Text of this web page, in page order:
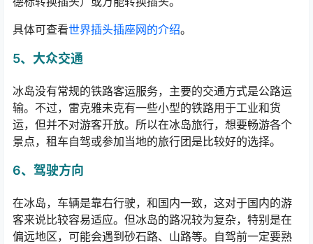
具体可查看世界插头插座网的介绍。
5、大众交通
冰岛没有常规的铁路客运服务，主要的交通方式是公路运
输。不过，雷克雅未克有一些小型的铁路用于工业和货
运，但并不对游客开放。所以在冰岛旅行，想要畅游各个
景点，租车自驾或参加当地的旅行团是比较好的选择。
6、驾驶方向
在冰岛，车辆是靠右行驶，和国内一致，这对于国内的游
客来说比较容易适应。但冰岛的路况较为复杂，特别是在
偏远地区，可能会遇到砂石路、山路等。自驾前一定要熟